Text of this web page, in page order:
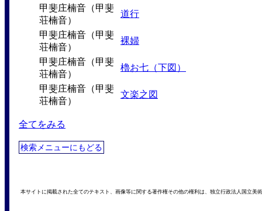
甲斐庄楠音（甲斐
荘楠音）
道行
甲斐庄楠音（甲斐
荘楠音）
裸婦
甲斐庄楠音（甲斐
荘楠音）
櫓お七（下図）
甲斐庄楠音（甲斐
荘楠音）
文楽之図
全てをみる
検索メニューにもどる
本サイトに掲載された全てのテキスト、画像等に関する著作権その他の権利は、独立行政法人国立